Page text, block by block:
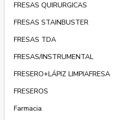
FRESAS QUIRURGICAS
FRESAS STAINBUSTER
FRESAS TDA
FRESAS/INSTRUMENTAL
FRESERO+LÁPIZ LIMPIAFRESA
FRESEROS
Farmacia